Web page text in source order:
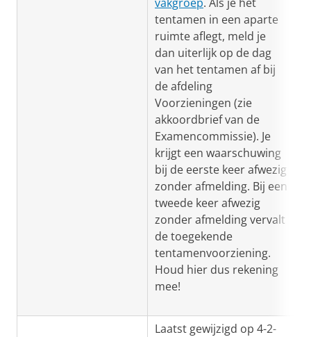
tentamen in een aparte
ruimte aflegt, meld je
dan uiterlijk op de dag
van het tentamen af bij
de afdeling
Voorzieningen (zie
akkoordbrief van de
Examencommissie). Je
krijgt een waarschuwing
bij de eerste keer afwezig
zonder afmelding. Bij een
tweede keer afwezig
zonder afmelding vervalt
de toegekende
tentamenvoorziening.
Houd hier dus rekening
mee!
Laatst gewijzigd op 4-2-